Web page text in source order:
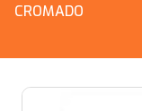
CROMADO